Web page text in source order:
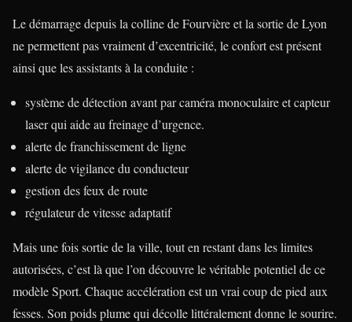
Le démarrage depuis la colline de Fourvière et la sortie de Lyon
ne permettent pas vraiment d’excentricité, le confort est présent
ainsi que les assistants à la conduite :
système de détection avant par caméra monoculaire et capteur
laser qui aide au freinage d’urgence.
alerte de franchissement de ligne
alerte de vigilance du conducteur
gestion des feux de route
régulateur de vitesse adaptatif
Mais une fois sortie de la ville, tout en restant dans les limites
autorisées, c’est là que l’on découvre le véritable potentiel de ce
modèle Sport. Chaque accélération est un vrai coup de pied aux
fesses. Son poids plume qui décolle littéralement donne le sourire.